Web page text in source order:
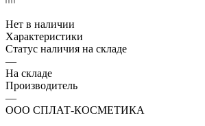
Нет в наличии
Характеристики
Статус наличия на складе
—
На складе
Производитель
—
ООО СПЛАТ-КОСМЕТИКА